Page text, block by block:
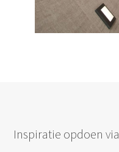
Inspiratie opdoen via